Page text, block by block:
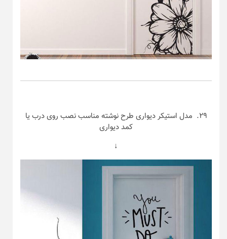
۲۹. مدل استیکر دیواری طرح نوشته مناسب نصب روی درب یا
کمد دیواری
↓